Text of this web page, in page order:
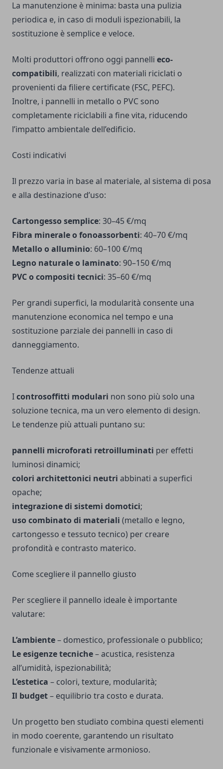
La manutenzione è minima: basta una pulizia
periodica e, in caso di moduli ispezionabili, la
sostituzione è semplice e veloce.
Molti produttori offrono oggi pannelli eco-
compatibili, realizzati con materiali riciclati o
provenienti da filiere certificate (FSC, PEFC).
Inoltre, i pannelli in metallo o PVC sono
completamente riciclabili a fine vita, riducendo
l’impatto ambientale dell’edificio.
Costi indicativi
Il prezzo varia in base al materiale, al sistema di posa
e alla destinazione d’uso:
Cartongesso semplice: 30–45 €/mq
Fibra minerale o fonoassorbenti: 40–70 €/mq
Metallo o alluminio: 60–100 €/mq
Legno naturale o laminato: 90–150 €/mq
PVC o compositi tecnici: 35–60 €/mq
Per grandi superfici, la modularità consente una
manutenzione economica nel tempo e una
sostituzione parziale dei pannelli in caso di
danneggiamento.
Tendenze attuali
Icontrosoffitti modulari non sono più solo una
soluzione tecnica, ma un vero elemento di design.
Le tendenze più attuali puntano su:
pannelli microforati retroilluminati per effetti
luminosi dinamici;
colori architettonici neutri abbinati a superfici
opache;
integrazione di sistemi domotici;
uso combinato di materiali (metallo e legno,
cartongesso e tessuto tecnico) per creare
profondità e contrasto materico.
Come scegliere il pannello giusto
Per scegliere il pannello ideale è importante
valutare:
L’ambiente– domestico, professionale o pubblico;
Le esigenze tecniche– acustica, resistenza
all’umidità, ispezionabilità;
L’estetica – colori, texture, modularità;
Il budget– equilibrio tra costo e durata.
Un progetto ben studiato combina questi elementi
in modo coerente, garantendo un risultato
funzionale e visivamente armonioso.